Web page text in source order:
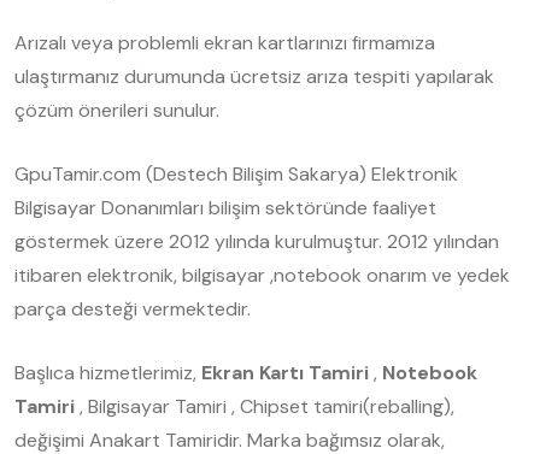
Arızalı veya problemli ekran kartlarınızı firmamıza
ulaştırmanız durumunda ücretsiz arıza tespiti yapılarak
çözüm önerileri sunulur.
GpuTamir.com (Destech Bilişim Sakarya) Elektronik
Bilgisayar Donanımları bilişim sektöründe faaliyet
göstermek üzere 2012 yılında kurulmuştur. 2012 yılından
itibaren elektronik, bilgisayar ,notebook onarım ve yedek
parça desteği vermektedir.
Başlıca hizmetlerimiz, Ekran Kartı Tamiri, Notebook
Tamiri, Bilgisayar Tamiri , Chipset tamiri(reballing),
değişimi Anakart Tamiridir. Marka bağımsız olarak,